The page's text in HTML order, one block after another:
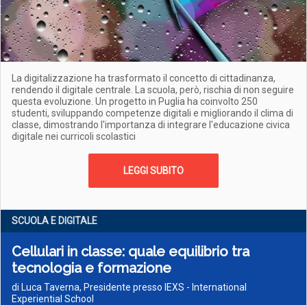
La digitalizzazione ha trasformato il concetto di cittadinanza,
rendendo il digitale centrale. La scuola, però, rischia di non seguire
questa evoluzione. Un progetto in Puglia ha coinvolto 250
studenti, sviluppando competenze digitali e migliorando il clima di
classe, dimostrando l'importanza di integrare l'educazione civica
digitale nei curricoli scolastici
LEGGI SUBITO
SCUOLA E DIGITALE
Cellulari in classe: quale equilibrio tra
tecnologia e formazione
di Luca Taverna, Presidente presso IEXS - International
Experiential School